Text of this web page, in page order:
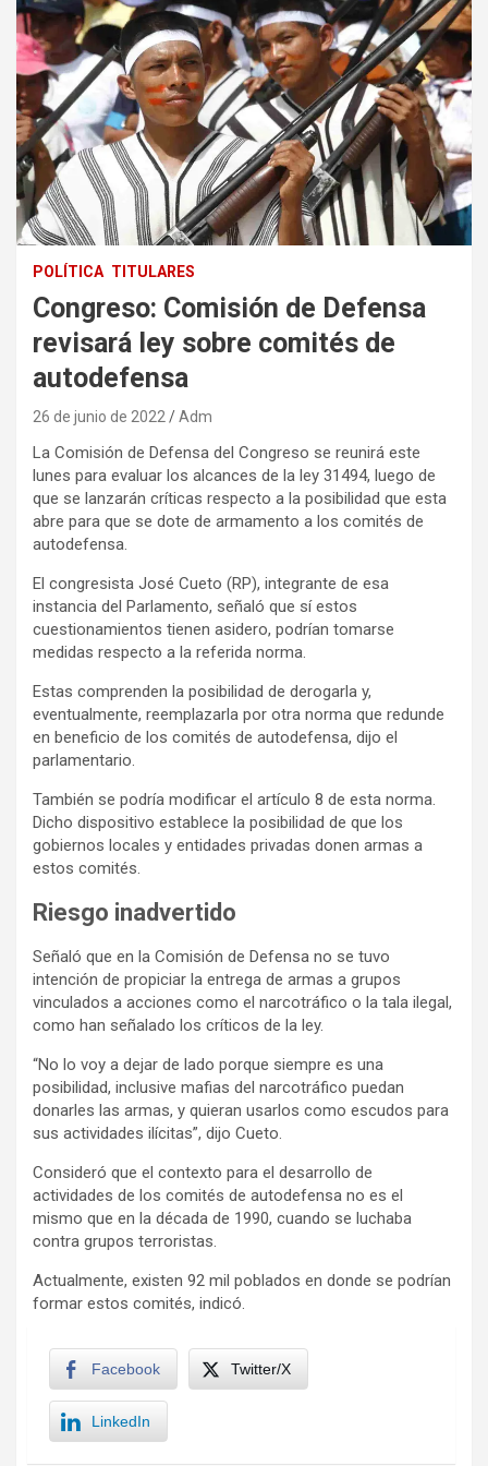
POLÍTICA TITULARES
Congreso: Comisión de Defensa
revisará ley sobre comités de
autodefensa
26 de junio de 2022 Adm
La Comisión de Defensa del Congreso se reunirá este
lunes para evaluar los alcances de la ley 31494, luego de
que se lanzarán críticas respecto a la posibilidad que esta
abre para que se dote de armamento a los comités de
autodefensa.
El congresista José Cueto (RP), integrante de esa
instancia del Parlamento, señaló que sí estos
cuestionamientos tienen asidero, podrían tomarse
medidas respecto a la referida norma.
Estas comprenden la posibilidad de derogarla y,
eventualmente, reemplazarla por otra norma que redunde
en beneficio de los comités de autodefensa, dijo el
parlamentario.
También se podría modificar el artículo 8 de esta norma.
Dicho dispositivo establece la posibilidad de que los
gobiernos locales y entidades privadas donen armas a
estos comités.
Riesgo inadvertido
Señaló que en la Comisión de Defensa no se tuvo
intención de propiciar la entrega de armas a grupos
vinculados a acciones como el narcotráfico o la tala ilegal,
como han señalado los críticos de la ley.
“No lo voy a dejar de lado porque siempre es una
posibilidad, inclusive mafias del narcotráfico puedan
donarles las armas, y quieran usarlos como escudos para
sus actividades ilícitas”, dijo Cueto.
Consideró que el contexto para el desarrollo de
actividades de los comités de autodefensa no es el
mismo que en la década de 1990, cuando se luchaba
contra grupos terroristas.
Actualmente, existen 92 mil poblados en donde se podrían
formar estos comités, indicó.
Facebook Twitter/X
LinkedIn